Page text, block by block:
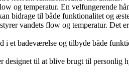
og temperatur. En velfungerende
bidrage til både funktionalitet og
vandets flow og temperatur.
i et badeværelse og tilbyde både
til at blive brugt til